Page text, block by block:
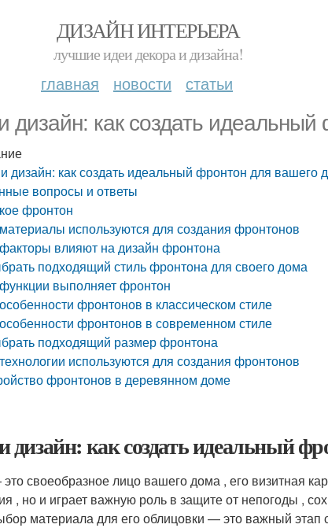
ДИЗАЙН ИНТЕРЬЕРА
лучшие идеи декора и дизайна!
главная новости статьи
дизайн: как создать
дизайн: как создать идеальный фронтон для вашего
вопросы и ответы
фронтон
используются для создания фронтонов
влияют на дизайн фронтона
подходящий стиль фронтона для своего дома
выполняет фронтон
фронтонов в классическом стиле
фронтонов в современном стиле
подходящий размер фронтона
используются для создания фронтонов
фронтонов в деревянном доме
дизайн: как создать идеальный
своеобразное лицо вашего дома , его визитная
, но и играет важную роль в защите от непогоды ,
материала для его облицовки — это важный этап